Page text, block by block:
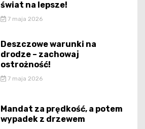
świat na lepsze!
7 maja 2026
Deszczowe warunki na
drodze – zachowaj
ostrożność!
7 maja 2026
Mandat za prędkość, a potem
wypadek z drzewem